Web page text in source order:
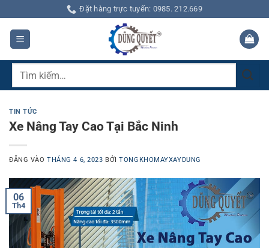
qua
dung
Đặt hàng trực tuyến: 0985. 212.669
Tìm
TIN TỨC
Xe Nâng Tay Cao Tại Bắc Ninh
ĐĂNG VÀOTHÁNG 4 6, 2023 BỞITONGKHOMAYXAYDUNG
06
Th4